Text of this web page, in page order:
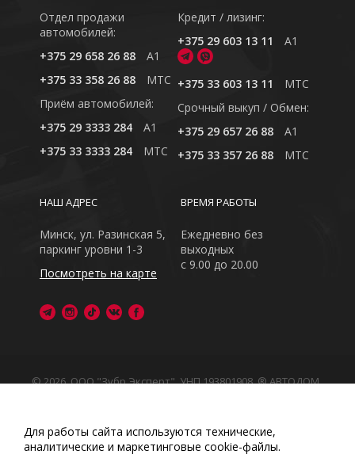
Отдел продажи
автомобилей:
+375 29 658 26 88
A1
+375 33 358 26 88
MTC
Приём автомобилей:
+375 29 3333 284
A1
+375 33 3333 284
MTC
Кредит / лизинг:
+375 29 603 13 11
A1
+375 33 603 13 11
MTC
Cрочный выкуп / Обмен:
+375 29 657 26 88
A1
+375 33 357 26 88
MTC
ВРЕМЯ РАБОТЫ
Ежедневно без
выходных
с 9.00 до 20.00
НАШ АДРЕС
Минск, ул. Разинская 5,
паркинг уровни 1-3
Посмотреть на карте
© 2026, ООО "Зубр Эксперт", УНП 193801908. ® АВТОДОМ
Обращаем Ваше внимание на то, что данный интернет-
сайт носит исключительно информационный характер
Любое использование либо копирование материалов
Для работы сайта используются технические,
аналитические и маркетинговые сооkіе-файлы.